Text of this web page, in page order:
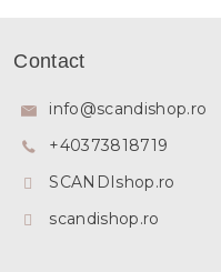
Contact
info@scandishop.ro
+40373818719
SCANDIshop.ro
scandishop.ro